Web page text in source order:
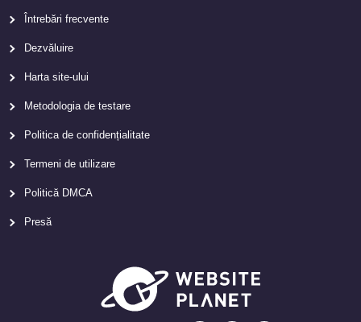
Întrebări frecvente
Dezvăluire
Harta site-ului
Metodologia de testare
Politica de confidențialitate
Termeni de utilizare
Politică DMCA
Presă